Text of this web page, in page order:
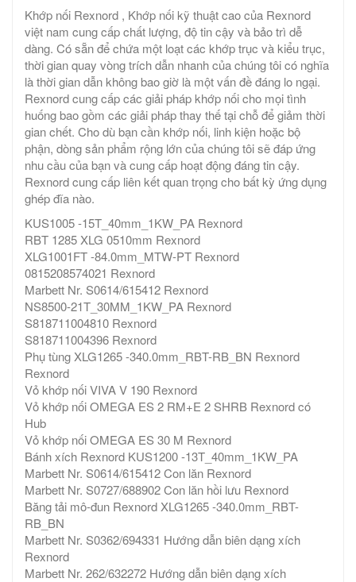
Khớp nối Rexnord , Khớp nối kỹ thuật cao của Rexnord
việt nam cung cấp chất lượng, độ tin cậy và bảo trì dễ
dàng. Có sẵn để chứa một loạt các khớp trục và kiểu trục,
thời gian quay vòng trích dẫn nhanh của chúng tôi có nghĩa
là thời gian dẫn không bao giờ là một vấn đề đáng lo ngại.
Rexnord cung cấp các giải pháp khớp nối cho mọi tình
huống bao gồm các giải pháp thay thế tại chỗ để giảm thời
gian chết. Cho dù bạn cần khớp nối, linh kiện hoặc bộ
phận, dòng sản phẩm rộng lớn của chúng tôi sẽ đáp ứng
nhu cầu của bạn và cung cấp hoạt động đáng tin cậy.
Rexnord cung cấp liên kết quan trọng cho bất kỳ ứng dụng
ghép đĩa nào.
KUS1005 -15T_40mm_1KW_PA Rexnord
RBT 1285 XLG 0510mm Rexnord
XLG1001FT -84.0mm_MTW-PT Rexnord
0815208574021 Rexnord
Marbett Nr. S0614/615412 Rexnord
NS8500-21T_30MM_1KW_PA Rexnord
S818711004810 Rexnord
S818711004396 Rexnord
Phụ tùng XLG1265 -340.0mm_RBT-RB_BN Rexnord
Rexnord
Vỏ khớp nối VIVA V 190 Rexnord
Vỏ khớp nối OMEGA ES 2 RM+E 2 SHRB Rexnord có
Hub
Vỏ khớp nối OMEGA ES 30 M Rexnord
Bánh xích Rexnord KUS1200 -13T_40mm_1KW_PA
Marbett Nr. S0614/615412 Con lăn Rexnord
Marbett Nr. S0727/688902 Con lăn hồi lưu Rexnord
Băng tải mô-đun Rexnord XLG1265 -340.0mm_RBT-
RB_BN
Marbett Nr. S0362/694331 Hướng dẫn biên dạng xích
Rexnord
Marbett Nr. 262/632272 Hướng dẫn biên dạng xích